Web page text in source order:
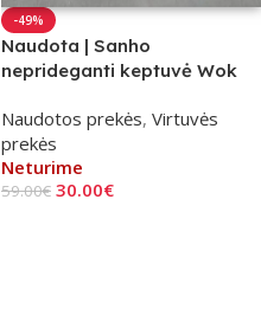
-49%
Naudota | Sanho
neprideganti keptuvė Wok
Naudotos prekės, Virtuvės
prekės
Neturime
59.00€ 30.00€